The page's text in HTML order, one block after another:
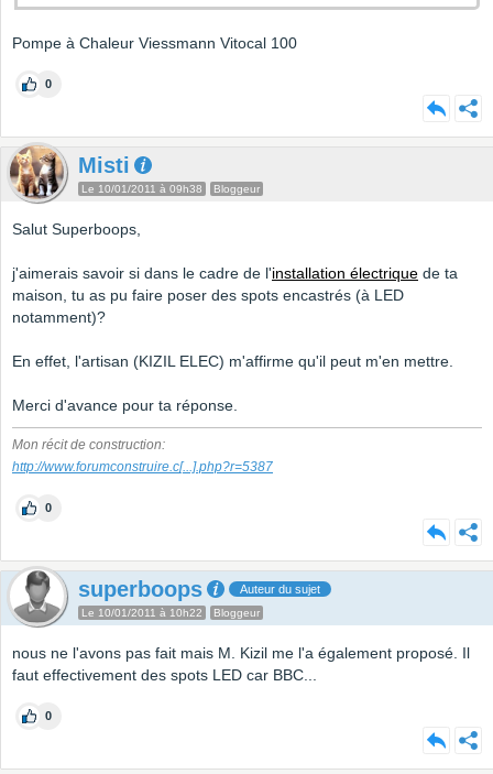
Pompe à Chaleur Viessmann Vitocal 100
0
Misti
Le 10/01/2011 à 09h38 Bloggeur
Salut Superboops,
j'aimerais savoir si dans le cadre de l'installation électrique de ta
maison, tu as pu faire poser des spots encastrés (à LED
notamment)?
En effet, l'artisan (KIZIL ELEC) m'affirme qu'il peut m'en mettre.
Merci d'avance pour ta réponse.
Mon récit de construction:
http://www.forumconstruire.c[...].php?r=5387
0
superboops Auteur du sujet
Le 10/01/2011 à 10h22 Bloggeur
nous ne l'avons pas fait mais M. Kizil me l'a également proposé. Il
faut effectivement des spots LED car BBC...
0